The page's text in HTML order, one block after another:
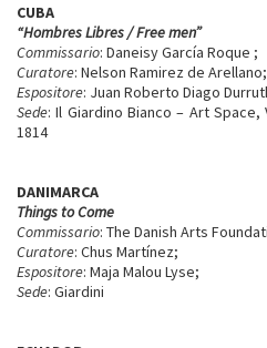
CUBA
“Hombres Libres / Free men”
Commissario: Daneisy García Roque ;
Curatore: Nelson Ramirez de Arellano;
Espositore: Juan Roberto Diago
Sede: Il Giardino Bianco – Art
1814
DANIMARCA
Things to Come
Commissario: The Danish Arts
Curatore: Chus Martínez;
Espositore: Maja Malou Lyse;
Sede: Giardini